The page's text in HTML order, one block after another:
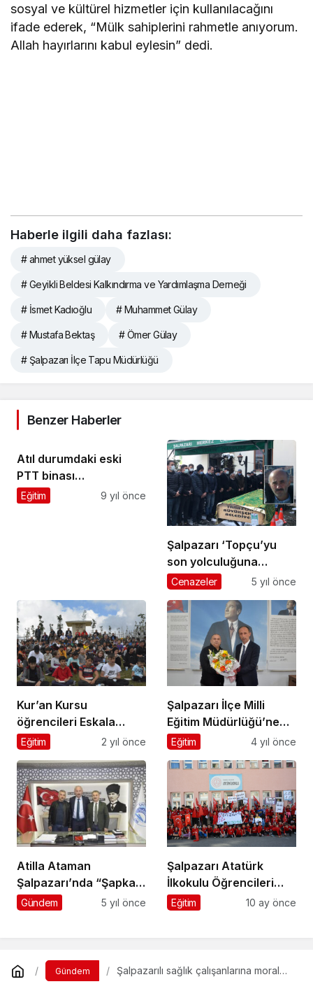
sosyal ve kültürel hizmetler için kullanılacağını
ifade ederek, “Mülk sahiplerini rahmetle anıyorum.
Allah hayırlarını kabul eylesin” dedi.
Haberle ilgili daha fazlası:
# ahmet yüksel gülay
# Geyikli Beldesi Kalkındırma ve Yardımlaşma Derneği
# İsmet Kadıoğlu # Muhammet Gülay
# Mustafa Bektaş # Ömer Gülay
# Şalpazarı İlçe Tapu Müdürlüğü
Benzer Haberler
Atıl durumdaki eski
PTT binası
Öğretmenevine
Eğitim 9 yıl önce
Şalpazarı ‘Topçu’yu
son yolculuğuna
uğurladı
Cenazeler 5 yıl önce
Kur’an Kursu
öğrencileri Eskala
Yaylası’ndaki Piknik ve
buluştu
Eğitim 2 yıl önce
Şalpazarı İlçe Milli
Eğitim Müdürlüğü’ne
atanan Hüseyin
başladı
Eğitim 4 yıl önce
Atilla Ataman
Şalpazarı’nda “Şapka
Olayı”nı bitirdi!
Gündem 5 yıl önce
Şalpazarı Atatürk
İlkokulu Öğrencileri
Gazze için yürüdü
Eğitim 10 ay önce
Gündem
Şalpazarılı sağlık çalışanlarına moral